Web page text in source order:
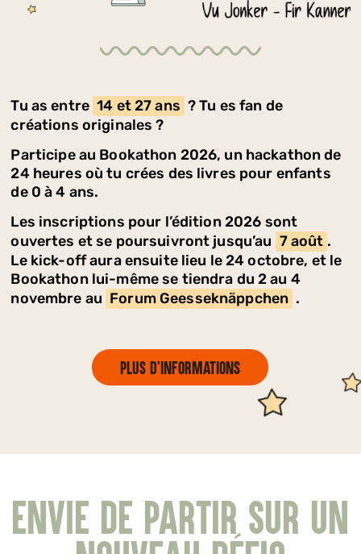
Tu as entre 14 et 27 ans ? Tu es fan de
créations originales ?
Participe au Bookathon 2026, un hackathon de
24 heures où tu crées des livres pour enfants
de 0 à 4 ans.
Les inscriptions pour l’édition 2026 sont
ouvertes et se poursuivront jusqu’au 7 août .
Le kick-off aura ensuite lieu le 24 octobre, et le
Bookathon lui-même se tiendra du 2 au 4
novembre au Forum Geesseknäppchen .
Plus d'informations
Envie de partir sur un